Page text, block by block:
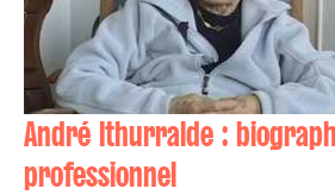
André Ithurralde :
professionnel